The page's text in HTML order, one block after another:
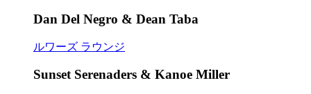
Dan Del Negro & Dean Taba
ルワーズ ラウンジ
Sunset Serenaders & Kanoe Miller